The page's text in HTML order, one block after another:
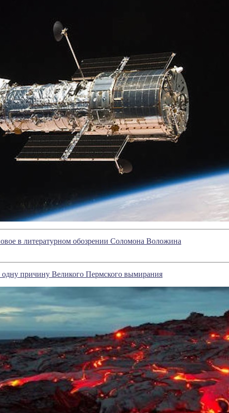
в литературном обозрении Соломона Воложина
причину Великого Пермского вымирания